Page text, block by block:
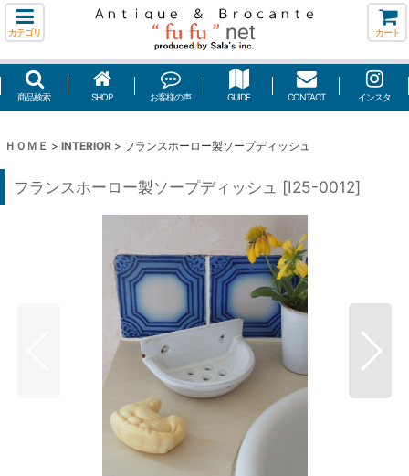
カテゴリ カート
商品検索 SHOP お客様の声 GUIDE CONTACT インスタ
ＨＯＭＥ > INTERIOR > フランスホーロー製ソープディッシュ
フランスホーロー製ソープディッシュ [I25-0012]